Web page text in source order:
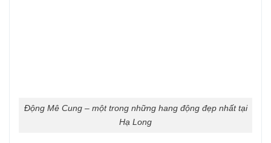
Động Mê Cung – một trong những hang động đẹp nhất tại
Hạ Long